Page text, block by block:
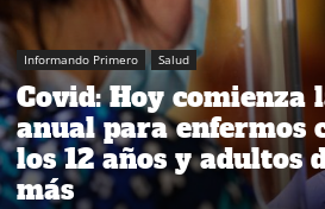
Informando Primero Salud
Covid: Hoy comienza
anual para enfermos
los 12 años y adultos
más